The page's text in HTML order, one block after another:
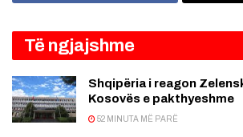
Të ngjajshme
Shqipëria i reagon
Kosovës e pakthyeshme
52 MINUTA MË PARË